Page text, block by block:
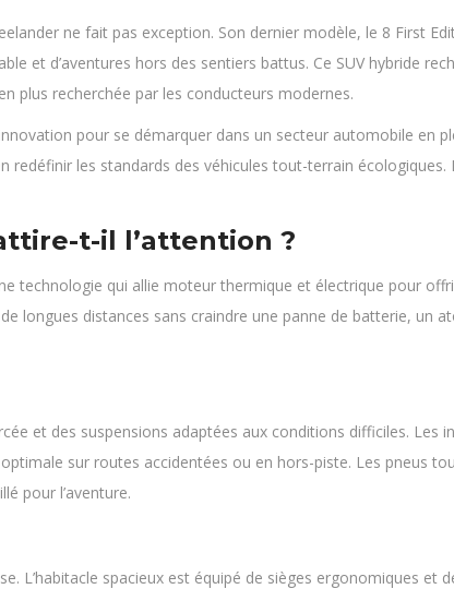
ne fait pas exception. Son dernier modèle, le 8 First
et d’aventures hors des sentiers battus. Ce SUV hybride
plus recherchée par les conducteurs modernes.
pour se démarquer dans un secteur automobile en
redéfinir les standards des véhicules tout-terrain
t-il l’attention ?
technologie qui allie moteur thermique et électrique pour
longues distances sans craindre une panne de batterie, un
et des suspensions adaptées aux conditions difficiles. Les
sur routes accidentées ou en hors-piste. Les pneus
pour l’aventure.
L’habitacle spacieux est équipé de sièges ergonomiques et